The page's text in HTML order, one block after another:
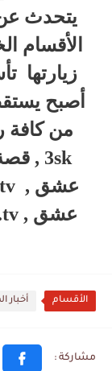
يتحدث عن
الأقسام
أصبح
من كافة
عشق , ask tv , 3sk channel , 33sk.tv
الأقسام أخبار